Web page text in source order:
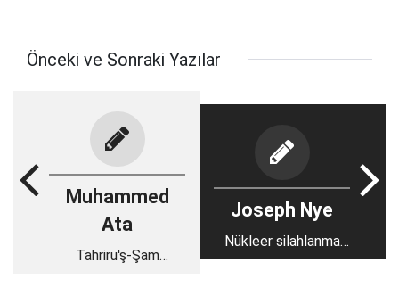
Önceki ve Sonraki Yazılar
Muhammed
Ata
Tahriru'ş-Şam
Joseph Nye
Nükleer silahlanma
çağı yeniden mi